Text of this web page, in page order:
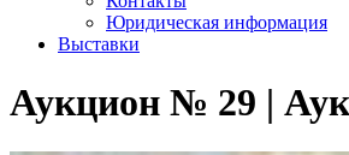
Юридическая информация
Выставки
Аукцион № 29 |